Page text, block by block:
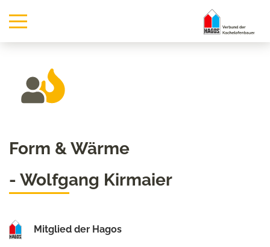
Form & Wärme
- Wolfgang Kirmaier
Mitglied der Hagos